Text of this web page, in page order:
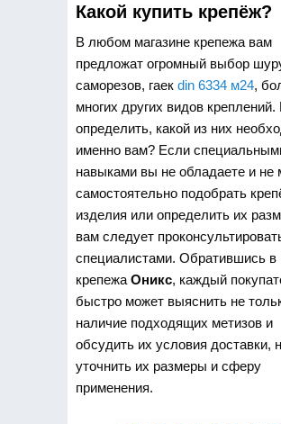
Какой купить крепёж?
В любом магазине крепежа вам
предложат огромный выбор
саморезов, гаек din 6334 м24,
многих других видов креплений.
определить, какой из них
именно вам? Если
навыками вы не обладаете и не
самостоятельно подобрать
изделия или определить их
вам следует
специалистами. Обратившись в
крепежа Оникс, каждый
быстро может выяснить не
наличие подходящих метизов и
обсудить их условия доставки,
уточнить их размеры и сферу
применения.